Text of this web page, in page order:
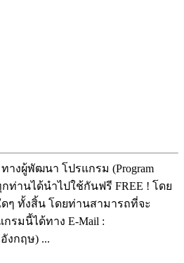
างผู้พัฒนา โปรแกรม (Program
กท่านได้นำไปใช้กันฟรี FREE ! โดย
ๆ ทั้งสิ้น โดยท่านสามารถที่จะ
รมนี้ได้ทาง E-Mail :
อังกฤษ) ...